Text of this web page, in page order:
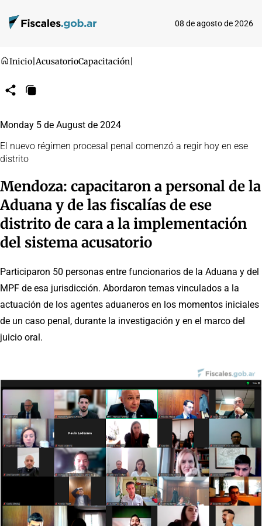
08 de agosto de 2026
Inicio AcusatorioCapacitación
CompartirCopiar
Monday 5 de August de 2024
El nuevo régimen procesal penal comenzó a regir hoy en ese
distrito
Mendoza: capacitaron a personal de la
Aduana y de las fiscalías de ese
distrito de cara a la implementación
del sistema acusatorio
Participaron 50 personas entre funcionarios de la Aduana y del
MPF de esa jurisdicción. Abordaron temas vinculados a la
actuación de los agentes aduaneros en los momentos iniciales
de un caso penal, durante la investigación y en el marco del
juicio oral.